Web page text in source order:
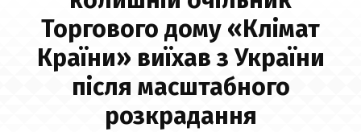
Торгового дому «Клімат
Країни» виїхав з України
після масштабного
розкрадання